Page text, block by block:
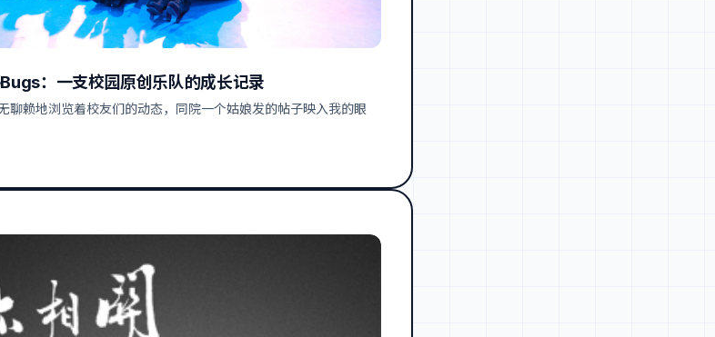
：一支校园原创乐队的成长记录
聊赖地浏览着校友们的动态，同院一个姑娘发的帖子映入我的眼